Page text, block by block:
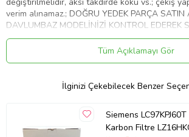
verim alınamaz.; DOĞRU YEDEK PARÇA SATIN
DAVLUMBAZ MODELİNİZİ KONTROL EDEREK
ÖNERİLİR.
kcm10562227Tüm Açıklamayı Gör
İlginizi Çekebilecek Benzer
Siemens
Karbon Filtre